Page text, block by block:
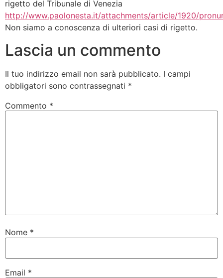
rigetto del Tribunale di Venezia
http://www.paolonesta.it/attachments/article/1920/
Non siamo a conoscenza di ulteriori casi di rigetto.
Lascia un commento
Il tuo indirizzo email non sarà pubblicato. I campi
obbligatori sono contrassegnati *
Commento *
Nome *
Email *